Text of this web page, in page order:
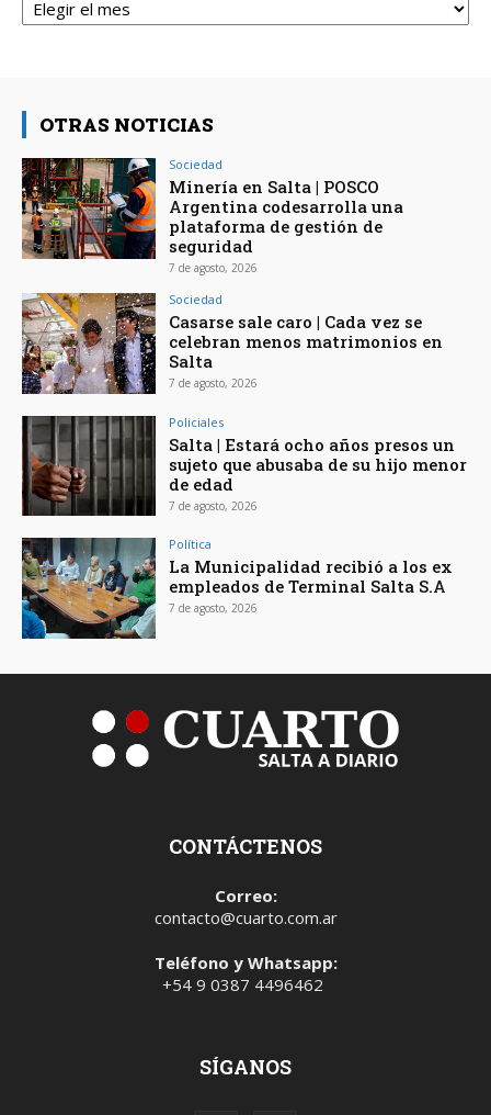
OTRAS NOTICIAS
Sociedad
Minería en Salta | POSCO
Argentina codesarrolla una
plataforma de gestión de
seguridad
7 de agosto, 2026
Sociedad
Casarse sale caro | Cada vez se
celebran menos matrimonios en
Salta
7 de agosto, 2026
Policiales
Salta | Estará ocho años presos un
sujeto que abusaba de su hijo menor
de edad
7 de agosto, 2026
Política
La Municipalidad recibió a los ex
empleados de Terminal Salta S.A
7 de agosto, 2026
CONTÁCTENOS
Correo:
contacto@cuarto.com.ar
Teléfono y Whatsapp:
+54 9 0387 4496462
SÍGANOS